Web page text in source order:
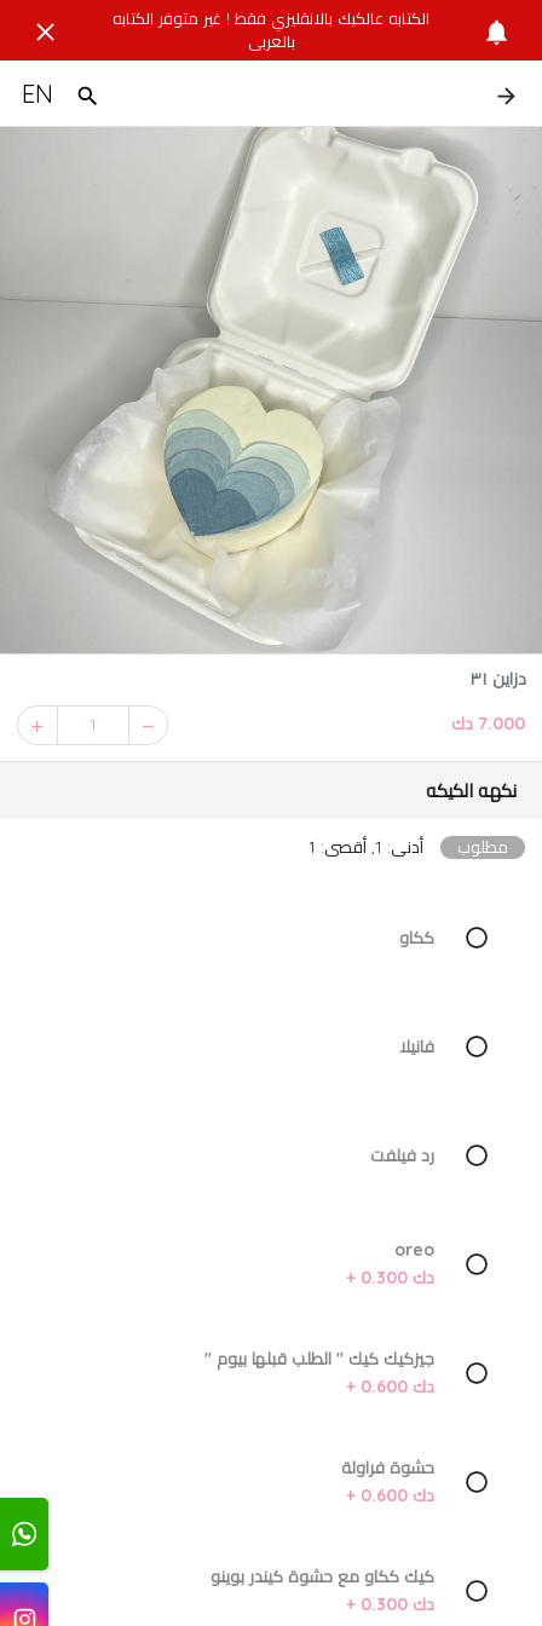
الكتابه عالكيك بالانقليزي فقط ! غير متوفر الكتابه
بالعربي
EN
دزاين ٣١
7.000 دك 1
نكهه الكيكه
مطلوب أدنى: 1, أقصى: 1
ككاو
فانيلا
رد فيلفت
oreo
دك 0.300 +
جيزكيك كيك '' الطلب قبلها بيوم ''
دك 0.600 +
حشوة فراولة
دك 0.600 +
كيك ككاو مع حشوة كيندر بوينو
دك 0.300 +